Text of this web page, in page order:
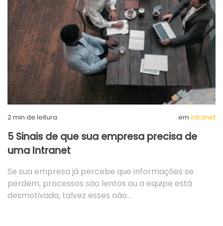
2min de leitura em intranet
5 Sinais de que sua empresa precisa de
uma Intranet
Se sua empresa já percebe que informações se
perdem, processos são lentos ou a equipe está
desmotivada, talvez esses não…